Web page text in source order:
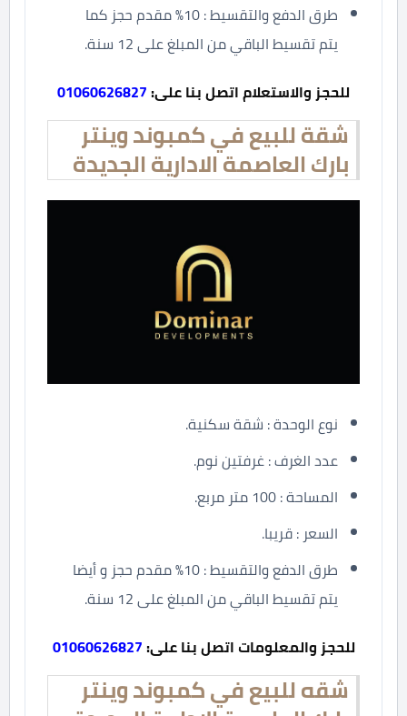
طرق الدفع والتقسيط : 10% مقدم حجز كما
يتم تقسيط الباقي من المبلغ على 12 سنة.
للحجز والاستعلام اتصل بنا على:01060626827
شقة للبيع في كمبوند وينتر
بارك العاصمة الادارية الجديدة
نوع الوحدة : شقة سكنية.
عدد الغرف : غرفتين نوم.
المساحة : 100 متر مربع.
السعر : قريبا.
طرق الدفع والتقسيط : 10% مقدم حجز و أيضا
يتم تقسيط الباقي من المبلغ على 12 سنة.
للحجز والمعلومات اتصل بنا على:01060626827
شقه للبيع في كمبوند وينتر